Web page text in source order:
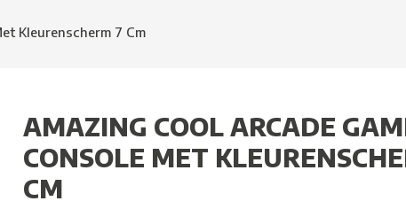
Kleurenscherm 7 Cm
AMAZING COOL ARCADE
CONSOLE MET
CM